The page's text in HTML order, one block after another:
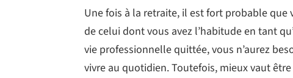
Une fois à la retraite, il est fort probable que
de celui dont vous avez l’habitude en tant
vie professionnelle quittée, vous n’aurez
vivre au quotidien. Toutefois, mieux vaut